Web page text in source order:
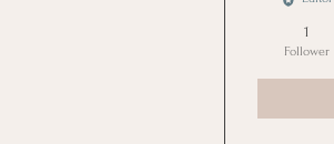
1
Follower